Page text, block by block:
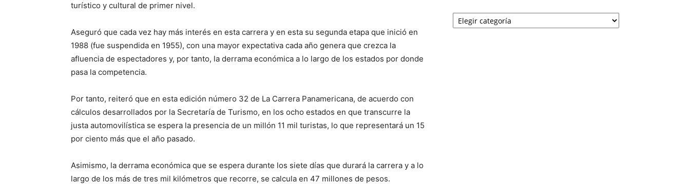
turístico y cultural de primer nivel.
Aseguró que cada vez hay más interés en esta carrera y en esta su segunda etapa que inició en
1988 (fue suspendida en 1955), con una mayor expectativa cada año genera que crezca la
afluencia de espectadores y, por tanto, la derrama económica a lo largo de los estados por donde
pasa la competencia.
Por tanto, reiteró que en esta edición número 32 de La Carrera Panamericana, de acuerdo con
cálculos desarrollados por la Secretaría de Turismo, en los ocho estados en que transcurre la
justa automovilística se espera la presencia de un millón 11 mil turistas, lo que representará un 15
por ciento más que el año pasado.
Asimismo, la derrama económica que se espera durante los siete días que durará la carrera y a lo
largo de los más de tres mil kilómetros que recorre, se calcula en 47 millones de pesos.
Categorías